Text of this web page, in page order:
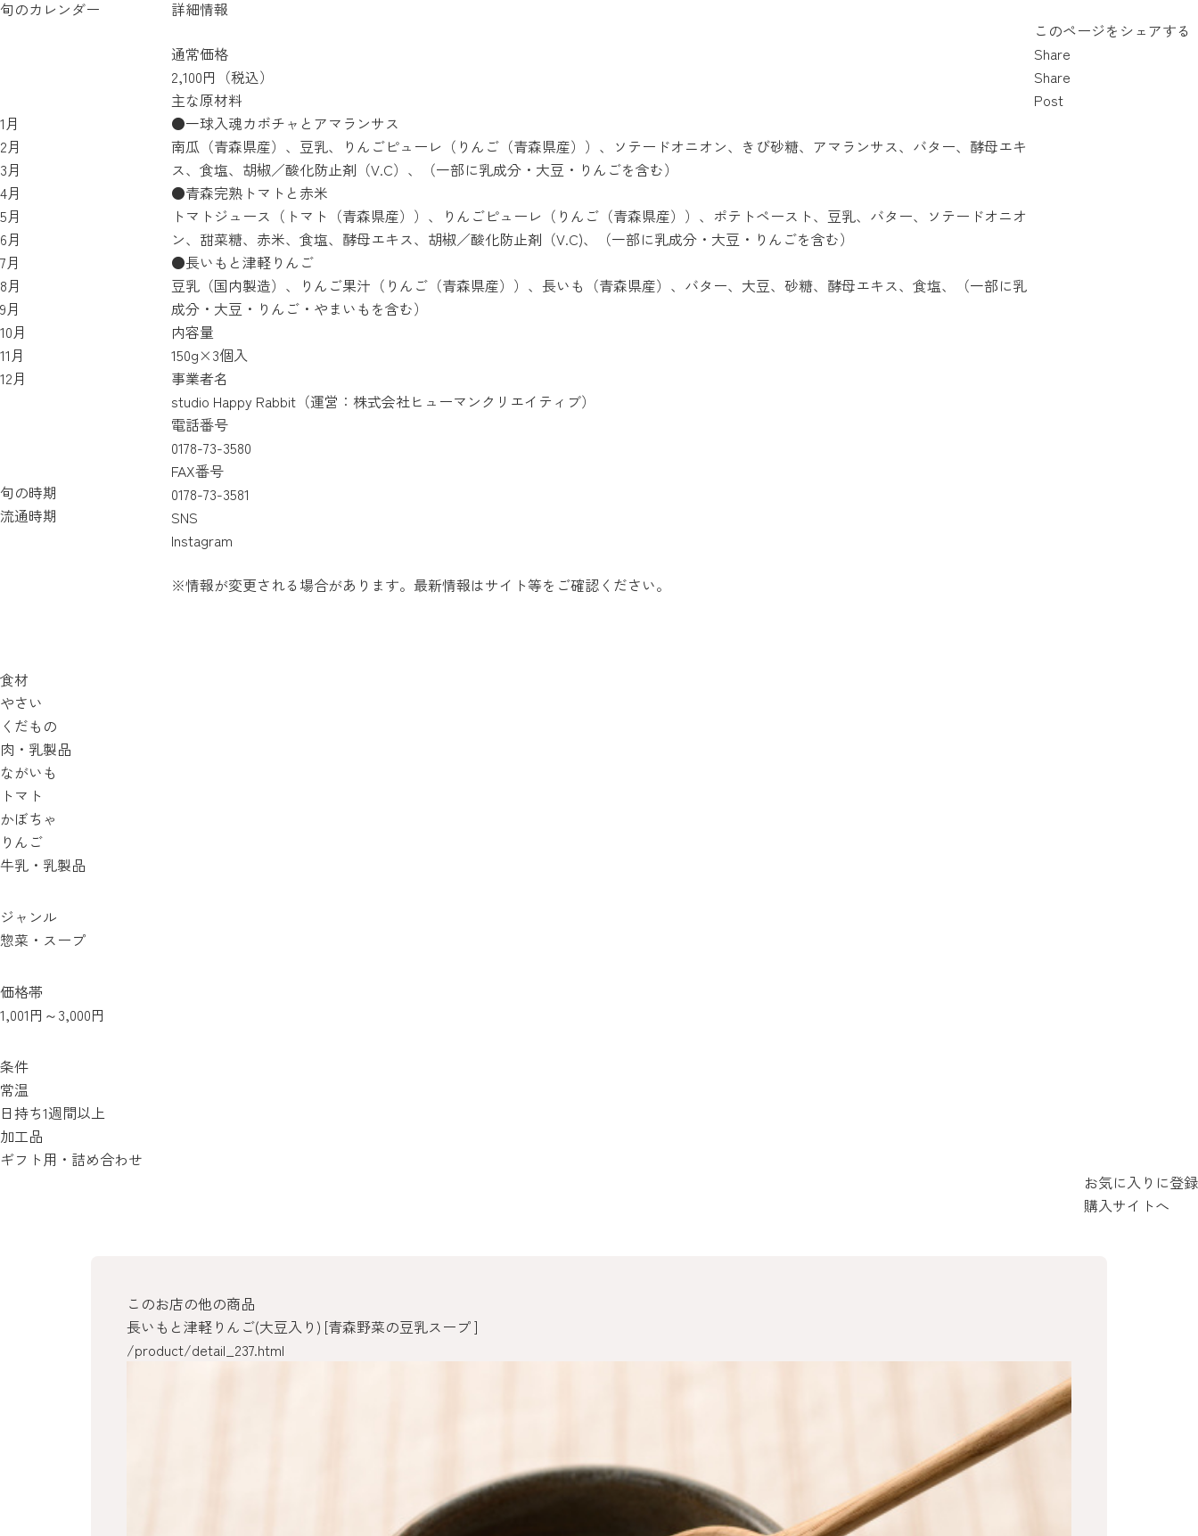
旬のカレンダー
1月
2月
3月
4月
5月
6月
7月
8月
9月
10月
11月
12月
旬の時期
流通時期
詳細情報
通常価格
2,100円（税込）
主な原材料
●一球入魂カボチャとアマランサス
南瓜（青森県産）、豆乳、りんごピューレ（りんご（青森県産））、ソテードオニオン、きび砂糖、アマランサス、バター、酵母エキ
ス、食塩、胡椒／酸化防止剤（V.C）、（一部に乳成分・大豆・りんごを含む）
●青森完熟トマトと赤米
トマトジュース（トマト（青森県産））、りんごピューレ（りんご（青森県産））、ポテトペースト、豆乳、バター、ソテードオニオ
ン、甜菜糖、赤米、食塩、酵母エキス、胡椒／酸化防止剤（V.C)、（一部に乳成分・大豆・りんごを含む）
●長いもと津軽りんご
豆乳（国内製造）、りんご果汁（りんご（青森県産））、長いも（青森県産）、バター、大豆、砂糖、酵母エキス、食塩、（一部に乳
成分・大豆・りんご・やまいもを含む）
内容量
150g×3個入
事業者名
studio Happy Rabbit（運営：株式会社ヒューマンクリエイティブ）
電話番号
0178-73-3580
FAX番号
0178-73-3581
SNS
Instagram
※情報が変更される場合があります。最新情報はサイト等をご確認ください。
食材
やさい
くだもの
肉・乳製品
ながいも
トマト
かぼちゃ
りんご
牛乳・乳製品
ジャンル
惣菜・スープ
価格帯
1,001円～3,000円
条件
常温
日持ち1週間以上
加工品
ギフト用・詰め合わせ
お気に入りに登録
購入サイトへ
このページをシェアする
Share
Share
Post
このお店の他の商品
長いもと津軽りんご(大豆入り) [青森野菜の豆乳スープ ]
/product/detail_237.html
/product/detail_236.html
/product/detail_235.html